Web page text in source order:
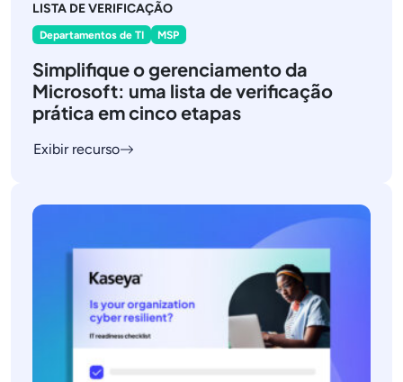
LISTA DE VERIFICAÇÃO
Departamentos de TI MSP
Simplifique o gerenciamento da
Microsoft: uma lista de verificação
prática em cinco etapas
Exibir recurso